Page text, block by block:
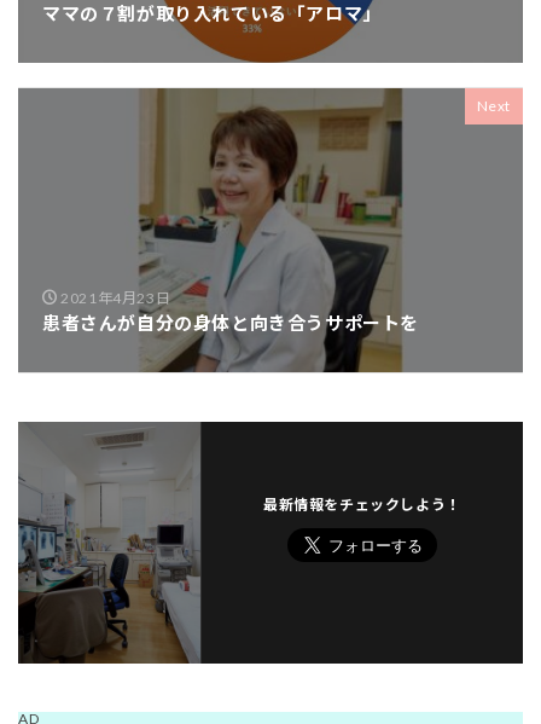
ママの７割が取り入れている「アロマ」
Next
2021年4月23日
患者さんが自分の身体と向き合うサポートを
最新情報をチェックしよう！
AD